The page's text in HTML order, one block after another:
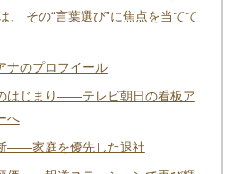
その“言葉選び”に焦点を当てて
ナのプロフイール
はじまり——テレビ朝日の看板ア
へ
——家庭を優先した退社